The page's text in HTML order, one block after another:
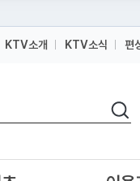
KTV소개 KTV소식 편
검색